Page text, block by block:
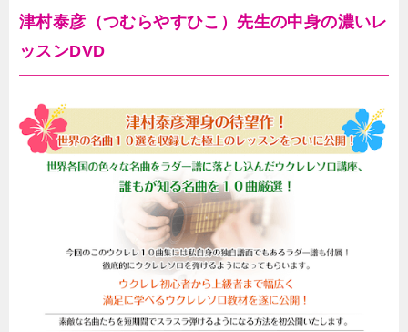
津村泰彦（つむらやすひこ）先生の中身の濃いレ
ッスンDVD